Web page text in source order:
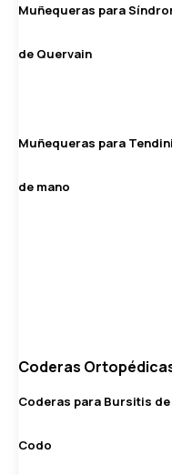
Muñequeras para
de Quervain
Muñequeras para
de mano
Coderas
Coderas para Bursitis de
Codo